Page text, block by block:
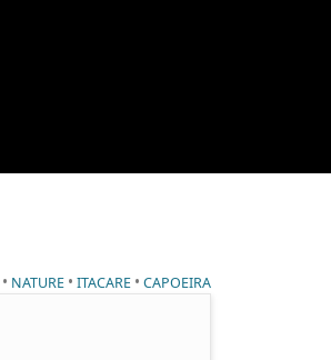
• NATURE •ITACARE •CAPOEIRA